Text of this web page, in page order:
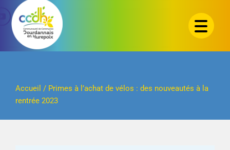
Passer
contenu
Accueil / Primes à l’achat de vélos : des nouveautés à la
rentrée 2023